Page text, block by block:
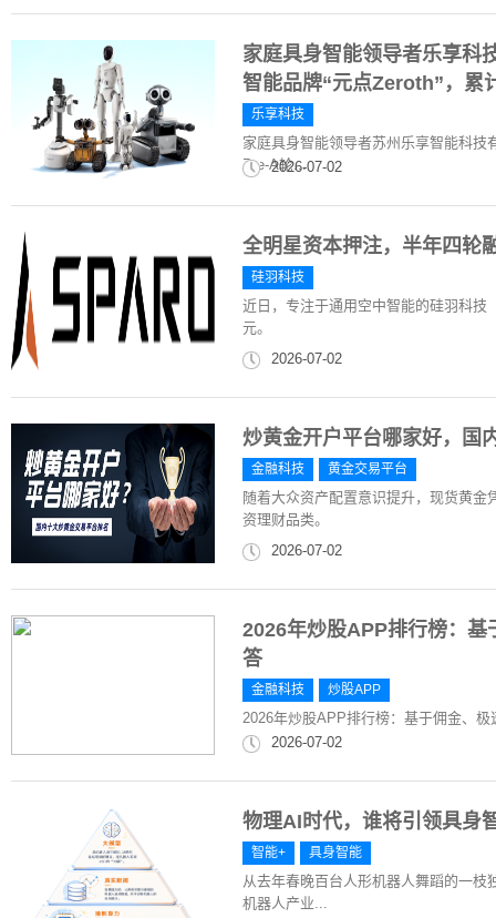
家庭具身智能领导者乐享科
智能品牌“元点Zeroth”，累
乐享科技
家庭具身智能领导者苏州乐享智能科技
Pre-A轮...
2026-07-02
全明星资本押注，半年四轮
硅羽科技
近日，专注于通用空中智能的硅羽科技
元。
2026-07-02
炒黄金开户平台哪家好，国
金融科技 黄金交易平台
随着大众资产配置意识提升，现货黄
资理财品类。
2026-07-02
2026年炒股APP排行榜：基
答
金融科技 炒股APP
2026年炒股APP排行榜：基于佣金、
2026-07-02
物理AI时代，谁将引领具身
智能+ 具身智能
从去年春晚百台人形机器人舞蹈的一枝
机器人产业...